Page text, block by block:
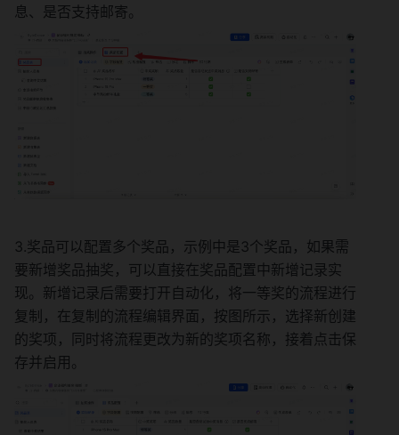
息、是否支持邮寄。
3.奖品可以配置多个奖品，示例中是3个奖品，如果需
要新增奖品抽奖，可以直接在奖品配置中新增记录实
现。新增记录后需要打开自动化，将一等奖的流程进行
复制，在复制的流程编辑界面，按图所示，选择新创建
的奖项，同时将流程更改为新的奖项名称，接着点击保
存并启用。